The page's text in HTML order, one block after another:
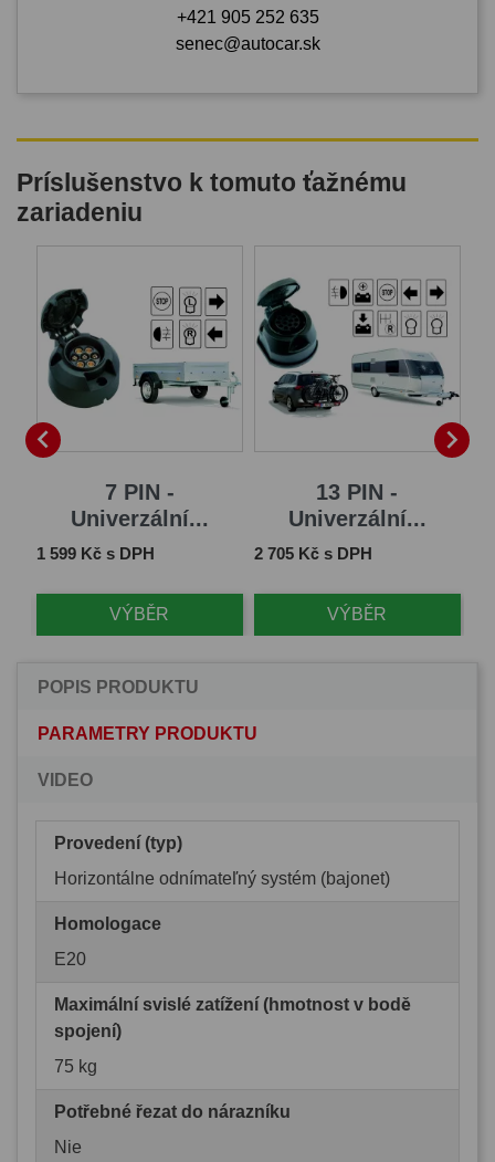
+421 905 252 635
senec@autocar.sk
Príslušenstvo k tomuto ťažnému
zariadeniu

7 PIN -
Univerzální...
Cena
1 599 Kč s DPH
VÝBĚR
13 PIN -
Univerzální...
Cena
2 705 Kč s DPH
VÝBĚR

POPIS PRODUKTU
PARAMETRY PRODUKTU
VIDEO
Provedení (typ)
Horizontálne odnímateľný systém (bajonet)
Homologace
E20
Maximální svislé zatížení (hmotnost v bodě
spojení)
75 kg
Potřebné řezat do nárazníku
Nie